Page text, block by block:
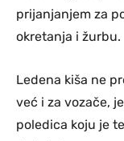
prijanjanjem za
okretanja i žurbu.
Ledenа kiša ne
već i za vozače,
poledica koju je